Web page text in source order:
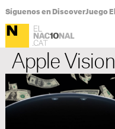
Síguenos en DiscoverJuego
Apple Vision